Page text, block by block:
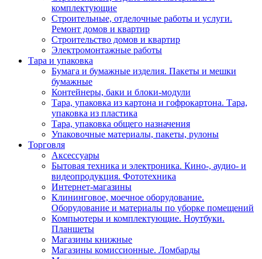
комплектующие
Строительные, отделочные работы и услуги.
Ремонт домов и квартир
Строительство домов и квартир
Электромонтажные работы
Тара и упаковка
Бумага и бумажные изделия. Пакеты и мешки
бумажные
Контейнеры, баки и блоки-модули
Тара, упаковка из картона и гофрокартона. Тара,
упаковка из пластика
Тара, упаковка общего назначения
Упаковочные материалы, пакеты, рулоны
Торговля
Аксессуары
Бытовая техника и электроника. Кино-, аудио- и
видеопродукция. Фототехника
Интернет-магазины
Клининговое, моечное оборудование.
Оборудование и материалы по уборке помещений
Компьютеры и комплектующие. Ноутбуки.
Планшеты
Магазины книжные
Магазины комиссионные. Ломбарды